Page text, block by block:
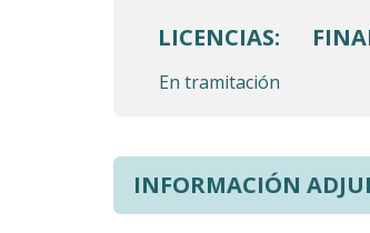
LICENCIAS:
En tramitación
INFORMACIÓN